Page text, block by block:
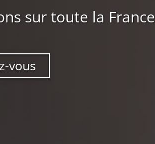
sur toute la France
vous